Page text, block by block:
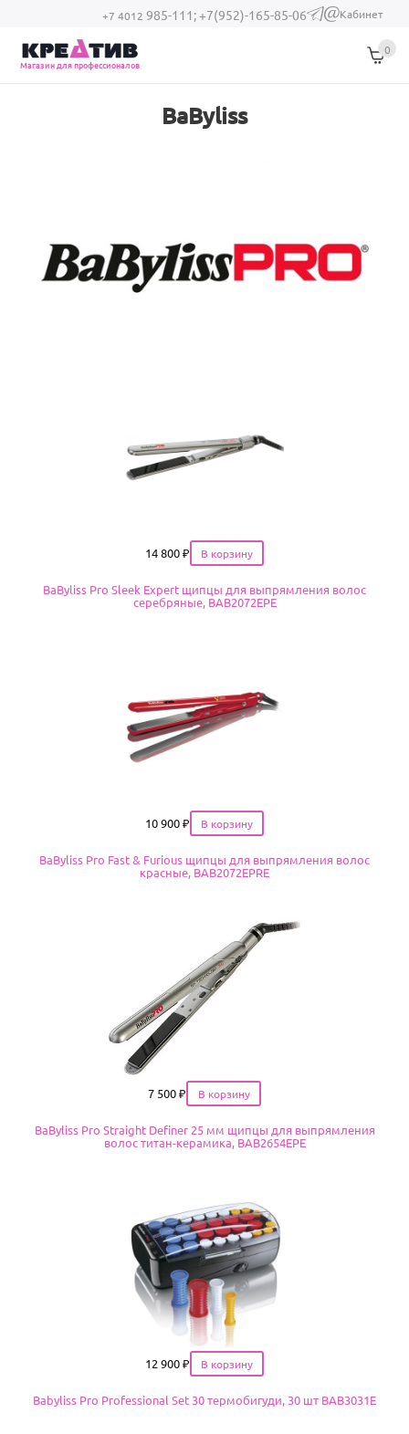
Перейти к основному содержанию
+7 4012 985-111;+7(952)-165-85-06
(link sends e-
Кабинет
Магазин для профессионалов
0
BaByliss
Цена
14 800₽
BaByliss Pro Sleek Expert щипцы для выпрямления волос
серебряные, BAB2072EPE
Цена
10 900₽
BaByliss Pro Fast & Furious щипцы для выпрямления волос
красные, BAB2072EPRE
Цена
7 500 ₽
BaByliss Pro Straight Definer 25 мм щипцы для выпрямления
волос титан-керамика, BAB2654EPE
Цена
12 900₽
Babyliss Pro Professional Set 30 термобигуди, 30 шт BAB3031E